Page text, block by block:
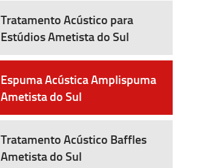
Tratamento Acústico para
Estúdios Ametista do Sul
Espuma Acústica Amplispuma
Ametista do Sul
Tratamento Acústico Baffles
Ametista do Sul